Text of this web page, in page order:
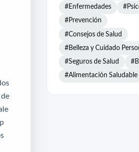
#Enfermedades
#Prevención
#Consejos de Salud
#Belleza y Cuidado
#Seguros de Salud
#Alimentación Saludable